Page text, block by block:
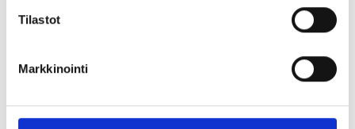
Tilastot
Markkinointi
7229209
osoitteeseenselcast@selcast.fi